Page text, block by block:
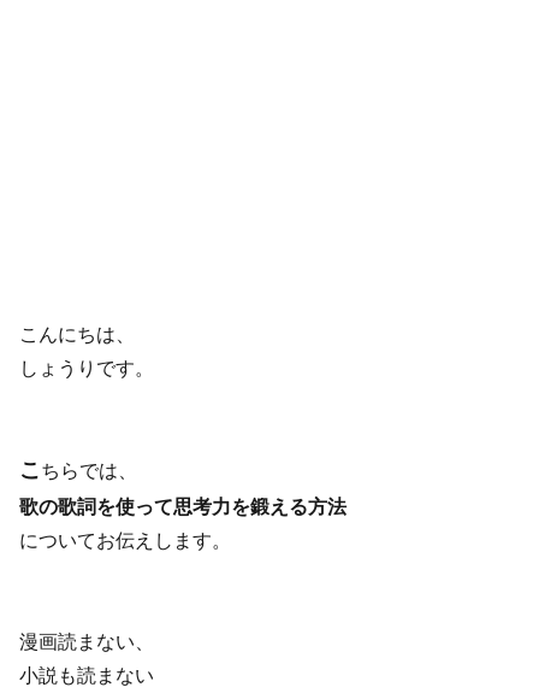
こんにちは、
しょうりです。
こちらでは、
歌の歌詞を使って思考力を鍛える方法
についてお伝えします。
漫画読まない、
小説も読まない